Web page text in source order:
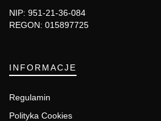
NIP: 951-21-36-084
REGON: 015897725
INFORMACJE
Regulamin
Polityka Cookies